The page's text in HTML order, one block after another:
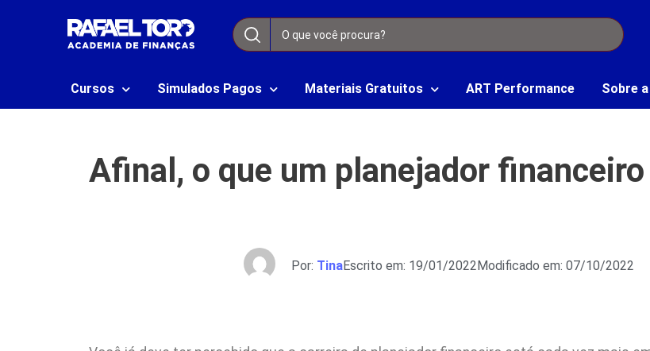
Cursos Simulados Pagos Materiais Gratuitos ART Performance Sobre
Afinal, o que um planejador
Por: TinaEscrito em: 19/01/2022Modificado em: 07/10/2022